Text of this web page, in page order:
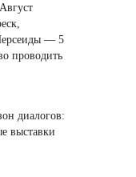
Август
— 5
проводить
диалогов:
выставки